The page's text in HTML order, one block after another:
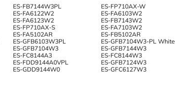
ES-FB7144W3PL
ES-FP710AX-W
ES-FA6122W2
ES-FA6103W2
ES-FA6123W2
ES-FB7143W2
ES-FP710AX-S
ES-FA7103W2
ES-FA5102AR
ES-FB5102AR
ES-GFB6103W3PL
ES-GFB7104W3-PL White
ES-GFB7104W3
ES-GFB7144W3
ES-FC8144A3
ES-FC8144W3
ES-FDD9144A0VPL
ES-GFB7124W3
ES-GDD9144W0
ES-GFC6127W3